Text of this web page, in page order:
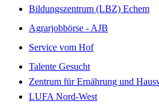
Bildungszentrum (LBZ) Echem
Agrarjobbörse - AJB
Service vom Hof
Talente Gesucht
Zentrum für Ernährung und
LUFA Nord-West